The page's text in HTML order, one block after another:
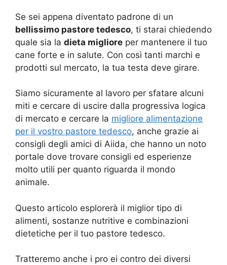
Se sei appena diventato padrone di un
bellissimo pastore tedesco, ti starai chiedendo
quale sia la dieta migliore per mantenere il tuo
cane forte e in salute. Con così tanti marchi e
prodotti sul mercato, la tua testa deve girare.
Siamo sicuramente al lavoro per sfatare alcuni
miti e cercare di uscire dalla progressiva logica
di mercato e cercare la migliore alimentazione
per il vostro pastore tedesco, anche grazie ai
consigli degli amici di Aiida, che hanno un noto
portale dove trovare consigli ed esperienze
molto utili per quanto riguarda il mondo
animale.
Questo articolo esplorerà il miglior tipo di
alimenti, sostanze nutritive e combinazioni
dietetiche per il tuo pastore tedesco.
Tratteremo anche i pro ei contro dei diversi